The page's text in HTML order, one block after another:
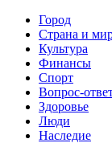
Город
Страна и
Культура
Финансы
Спорт
Вопрос-
Здоровье
Люди
Наследие